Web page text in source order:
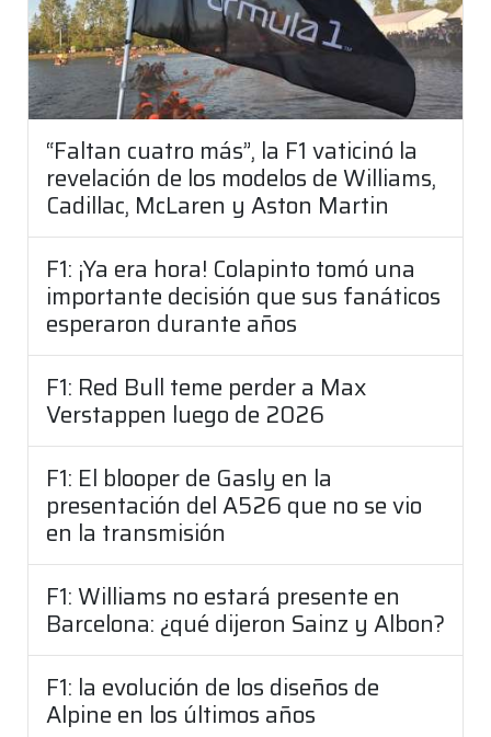
“Faltan cuatro más”, la F1 vaticinó la
revelación de los modelos de Williams,
Cadillac, McLaren y Aston Martin
F1: ¡Ya era hora! Colapinto tomó una
importante decisión que sus fanáticos
esperaron durante años
F1: Red Bull teme perder a Max
Verstappen luego de 2026
F1: El blooper de Gasly en la
presentación del A526 que no se vio
en la transmisión
F1: Williams no estará presente en
Barcelona: ¿qué dijeron Sainz y Albon?
F1: la evolución de los diseños de
Alpine en los últimos años